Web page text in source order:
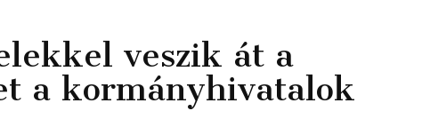
veszik át a
a kormányhivatalok